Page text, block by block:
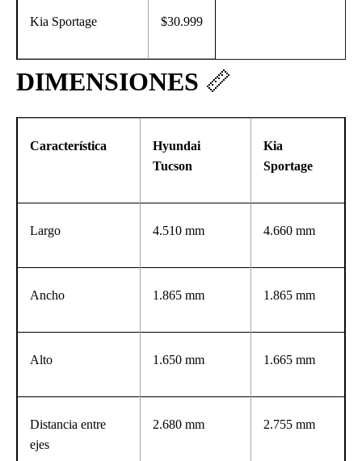
Kia Sportage $30.999
DIMENSIONES 📏
Característica
Hyundai
Tucson
Kia
Sportage
Largo 4.510 mm 4.660 mm
Ancho 1.865 mm 1.865 mm
Alto 1.650 mm 1.665 mm
Distancia entre
ejes
2.680 mm 2.755 mm